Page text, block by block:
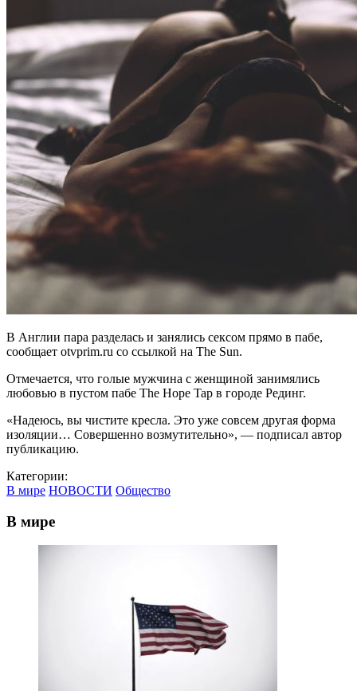
В Англии пара разделась и занялись сексом прямо в пабе,
сообщает otvprim.ru со ссылкой на The Sun.
Отмечается, что голые мужчина с женщиной занимялись
любовью в пустом пабе The Hope Tap в городе Рединг.
«Надеюсь, вы чистите кресла. Это уже совсем другая форма
изоляции… Совершенно возмутительно», — подписал автор
публикацию.
Категории:
В мире НОВОСТИ Общество
В мире